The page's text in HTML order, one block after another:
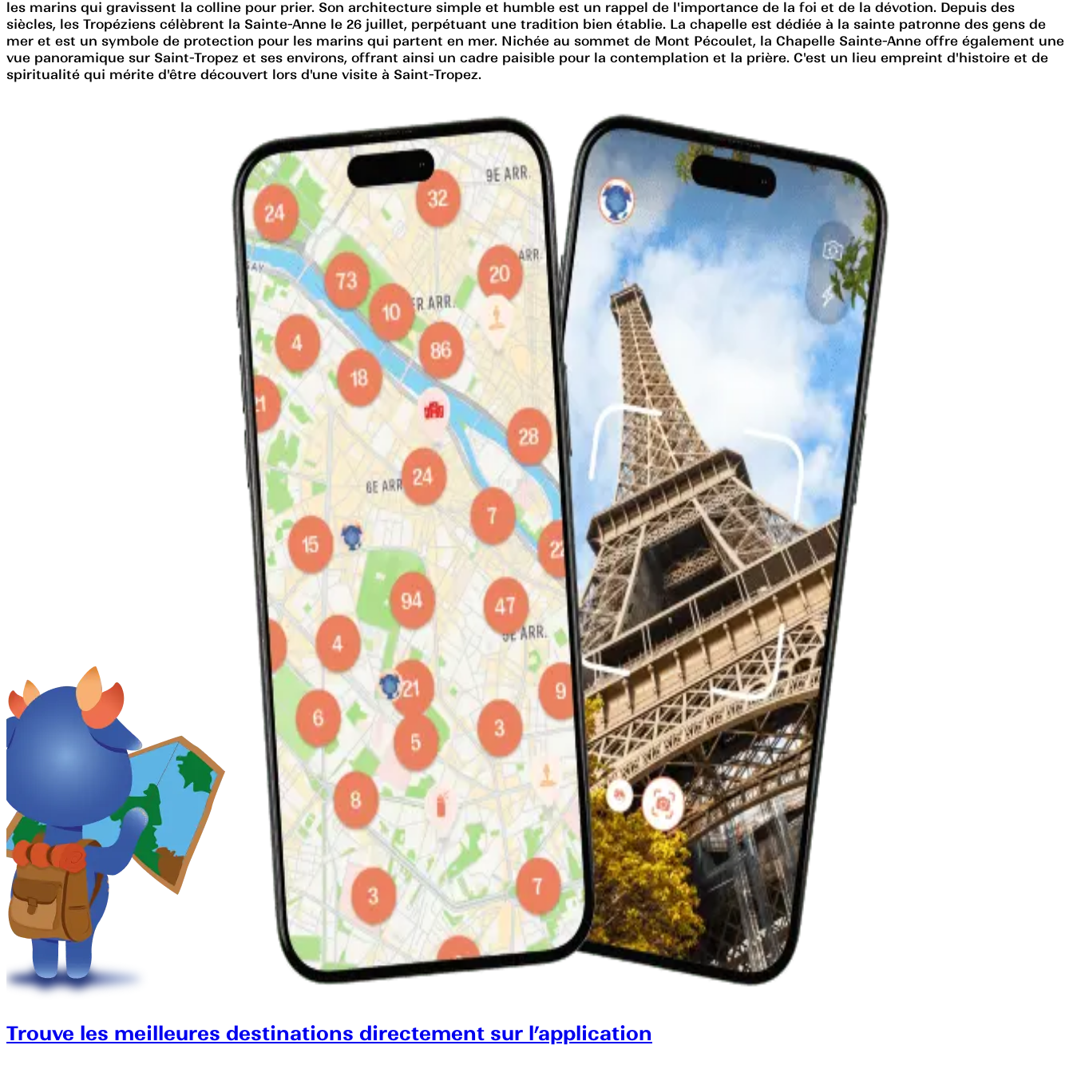
les marins qui gravissent la colline pour prier. Son architecture simple et humble est un rappel de l'importance de la foi et de la dévotion. Depuis des
siècles, les Tropéziens célèbrent la Sainte-Anne le 26 juillet, perpétuant une tradition bien établie. La chapelle est dédiée à la sainte patronne des gens de
mer et est un symbole de protection pour les marins qui partent en mer. Nichée au sommet de Mont Pécoulet, la Chapelle Sainte-Anne offre également une
vue panoramique sur Saint-Tropez et ses environs, offrant ainsi un cadre paisible pour la contemplation et la prière. C'est un lieu empreint d'histoire et de
spiritualité qui mérite d'être découvert lors d'une visite à Saint-Tropez.
Trouve les meilleures destinations directement sur l’application